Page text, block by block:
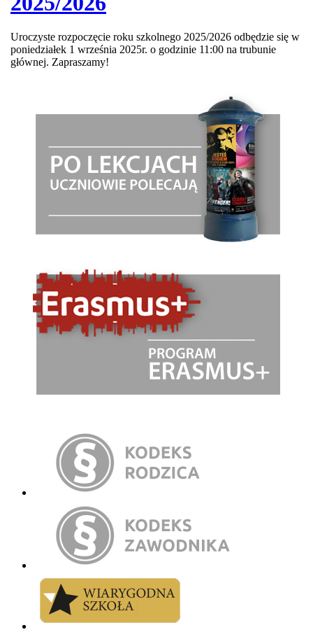
Uroczyste rozpoczęcie roku szkolnego 2025/2026 odbędzie się w
poniedziałek 1 września 2025r. o godzinie 11:00 na trubunie
głównej. Zapraszamy!